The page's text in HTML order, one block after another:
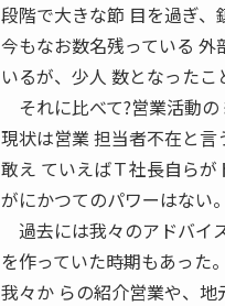
段階で大きな節 目を過ぎ、
今もなお数名残っている
いるが、少人 数となった
それに比べて?営業活動の
現状は営業 担当者不在と言
敢え ていえばＴ社長自ら
がにかつてのパワーはない。
過去には我々のアドバイ
を作っていた時期もあった。
我々か らの紹介営業や、